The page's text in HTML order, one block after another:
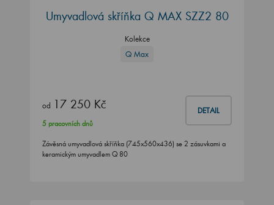
Umyvadlová skříňka Q MAX SZZ2 80
Kolekce
Q Max
od 17 250 Kč DETAIL
5 pracovních dnů
Závěsná umyvadlová skříňka (745x560x436) se 2 zásuvkami a
keramickým umyvadlem Q 80